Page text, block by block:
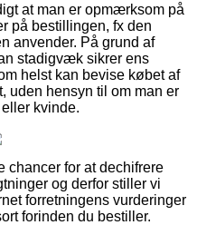
at man er opmærksom på
på bestillingen, fx den
anvender. På grund af
stadigvæk sikrer ens
helst kan bevise købet af
uden hensyn til om man er
kvinde.
chancer for at dechifrere
og derfor stiller vi
forretningens vurderinger
forinden du bestiller.